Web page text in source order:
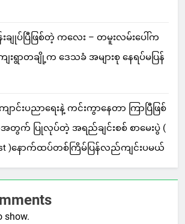
ချုပ်ပြီဖြစ်တဲ့ ကလေး – တမူးလမ်းပေါ်က
းရွာတချို့က ဒေသခံ အများစု နေရပ်မပြန်
ာင်းပညာရေးနဲ့ ကင်းကွာနေတာ ကြာပြီဖြစ်
က် ပြုလုပ်တဲ့ အရည်ချင်းစစ် စာမေးပွဲ (
)နောက်ထပ်တစ်ကြိမ်ပြန်လည်ကျင်းပမယ်
show.